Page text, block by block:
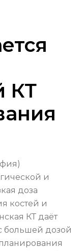
КТ
и
доза
костей и
КТ даёт
большей дозой